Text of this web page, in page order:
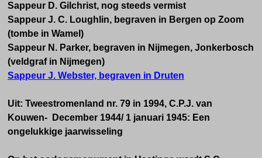
Sappeur D. Gilchrist, nog steeds vermist
Sappeur J. C. Loughlin, begraven in Bergen op Zoom
(tombe in Wamel)
Sappeur N. Parker, begraven in Nijmegen, Jonkerbosch
(veldgraf in Nijmegen)
Sappeur J. Webster, begraven in Druten
Uit: Tweestromenland nr. 79 in 1994, C.P.J. van
Kouwen- December 1944/ 1 januari 1945: Een
ongelukkige jaarwisseling